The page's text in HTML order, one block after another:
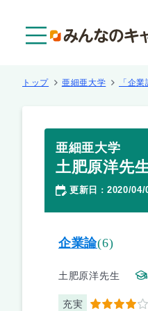
トップ 亜細亜大学 「企
亜細亜大学
土肥原洋先
更新日 ： 2020/04/
企業論(6)
土肥原洋先生
充実 4